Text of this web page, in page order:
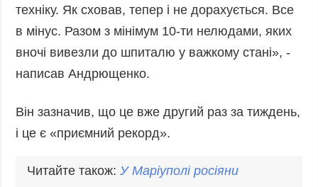
ДОДАТКОВО
Подкасти
Фото
Відео
Інфографіка
Послуги
Анонси
техніку. Як сховав, тепер і не дорахується. Все
в мінус. Разом з мінімум 10-ти нелюдами, яких
вночі вивезли до шпиталю у важкому стані», -
написав Андрющенко.
Він зазначив, що це вже другий раз за тиждень,
і це є «приємний рекорд».
Читайте також:УМаріуполі росіяни